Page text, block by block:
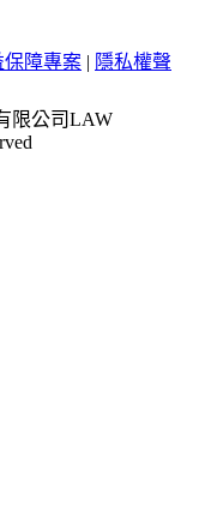
保障專案 | 隱私權聲
限公司LAW